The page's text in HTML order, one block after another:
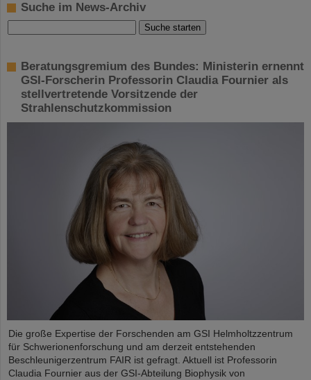
Suche im News-Archiv
Beratungsgremium des Bundes: Ministerin ernennt
GSI-Forscherin Professorin Claudia Fournier als
stellvertretende Vorsitzende der
Strahlenschutzkommission
Die große Expertise der Forschenden am GSI Helmholtzzentrum
für Schwerionenforschung und am derzeit entstehenden
Beschleunigerzentrum FAIR ist gefragt. Aktuell ist Professorin
Claudia Fournier aus der GSI-Abteilung Biophysik von